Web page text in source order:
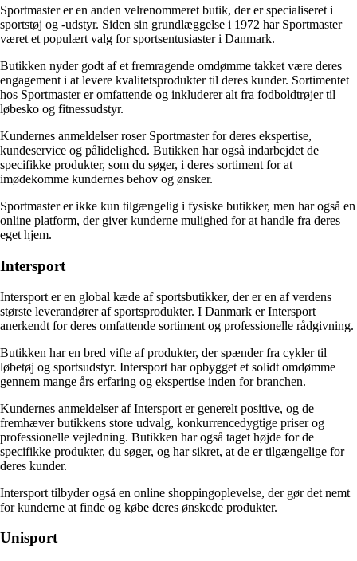
Sportmaster er en anden velrenommeret butik, der er specialiseret i
sportstøj og -udstyr. Siden sin grundlæggelse i 1972 har Sportmaster
været et populært valg for sportsentusiaster i Danmark.
Butikken nyder godt af et fremragende omdømme takket være deres
engagement i at levere kvalitetsprodukter til deres kunder. Sortimentet
hos Sportmaster er omfattende og inkluderer alt fra fodboldtrøjer til
løbesko og fitnessudstyr.
Kundernes anmeldelser roser Sportmaster for deres ekspertise,
kundeservice og pålidelighed. Butikken har også indarbejdet de
specifikke produkter, som du søger, i deres sortiment for at
imødekomme kundernes behov og ønsker.
Sportmaster er ikke kun tilgængelig i fysiske butikker, men har også en
online platform, der giver kunderne mulighed for at handle fra deres
eget hjem.
Intersport
Intersport er en global kæde af sportsbutikker, der er en af verdens
største leverandører af sportsprodukter. I Danmark er Intersport
anerkendt for deres omfattende sortiment og professionelle rådgivning.
Butikken har en bred vifte af produkter, der spænder fra cykler til
løbetøj og sportsudstyr. Intersport har opbygget et solidt omdømme
gennem mange års erfaring og ekspertise inden for branchen.
Kundernes anmeldelser af Intersport er generelt positive, og de
fremhæver butikkens store udvalg, konkurrencedygtige priser og
professionelle vejledning. Butikken har også taget højde for de
specifikke produkter, du søger, og har sikret, at de er tilgængelige for
deres kunder.
Intersport tilbyder også en online shoppingoplevelse, der gør det nemt
for kunderne at finde og købe deres ønskede produkter.
Unisport